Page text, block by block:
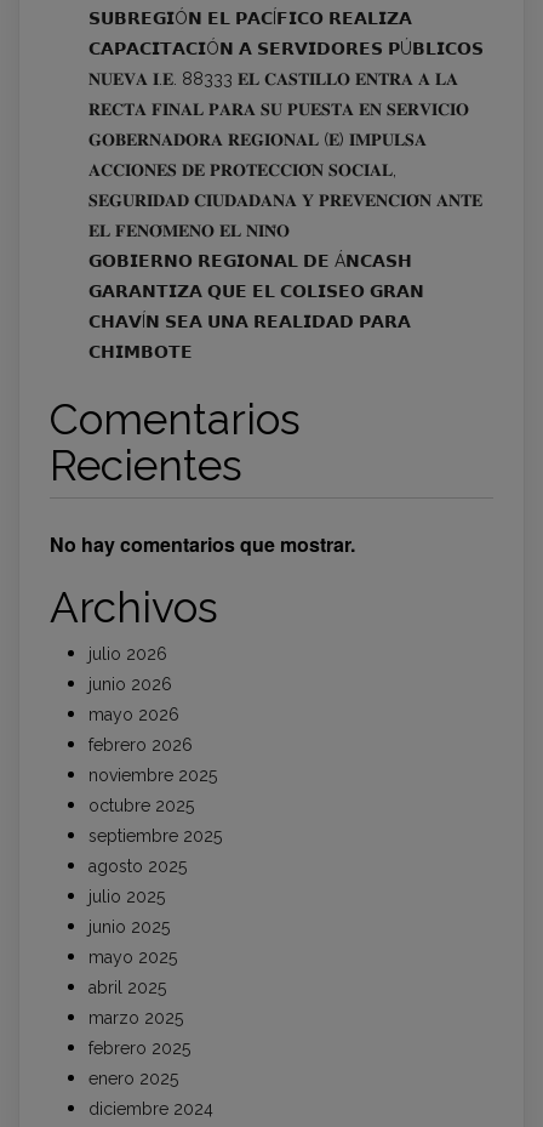
𝗦𝗨𝗕𝗥𝗘𝗚𝗜Ó𝗡 𝗘𝗟 𝗣𝗔𝗖Í𝗙𝗜𝗖𝗢 𝗥𝗘𝗔𝗟𝗜𝗭𝗔
𝗖𝗔𝗣𝗔𝗖𝗜𝗧𝗔𝗖𝗜Ó𝗡 𝗔 𝗦𝗘𝗥𝗩𝗜𝗗𝗢𝗥𝗘𝗦 𝗣Ú𝗕𝗟𝗜𝗖𝗢𝗦
𝐍𝐔𝐄𝐕𝐀 𝐈.𝐄. 88333 𝐄𝐋 𝐂𝐀𝐒𝐓𝐈𝐋𝐋𝐎 𝐄𝐍𝐓𝐑𝐀 𝐀 𝐋𝐀
𝐑𝐄𝐂𝐓𝐀 𝐅𝐈𝐍𝐀𝐋 𝐏𝐀𝐑𝐀 𝐒𝐔 𝐏𝐔𝐄𝐒𝐓𝐀 𝐄𝐍 𝐒𝐄𝐑𝐕𝐈𝐂𝐈𝐎
𝐆𝐎𝐁𝐄𝐑𝐍𝐀𝐃𝐎𝐑𝐀 𝐑𝐄𝐆𝐈𝐎𝐍𝐀𝐋 (𝐄) 𝐈𝐌𝐏𝐔𝐋𝐒𝐀
𝐀𝐂𝐂𝐈𝐎𝐍𝐄𝐒 𝐃𝐄 𝐏𝐑𝐎𝐓𝐄𝐂𝐂𝐈𝐎́𝐍 𝐒𝐎𝐂𝐈𝐀𝐋,
𝐒𝐄𝐆𝐔𝐑𝐈𝐃𝐀𝐃 𝐂𝐈𝐔𝐃𝐀𝐃𝐀𝐍𝐀 𝐘 𝐏𝐑𝐄𝐕𝐄𝐍𝐂𝐈𝐎́𝐍 𝐀𝐍𝐓𝐄
𝐄𝐋 𝐅𝐄𝐍𝐎́𝐌𝐄𝐍𝐎 𝐄𝐋 𝐍𝐈𝐍̃𝐎
𝗚𝗢𝗕𝗜𝗘𝗥𝗡𝗢 𝗥𝗘𝗚𝗜𝗢𝗡𝗔𝗟 𝗗𝗘 Á𝗡𝗖𝗔𝗦𝗛
𝗚𝗔𝗥𝗔𝗡𝗧𝗜𝗭𝗔 𝗤𝗨𝗘 𝗘𝗟 𝗖𝗢𝗟𝗜𝗦𝗘𝗢 𝗚𝗥𝗔𝗡
𝗖𝗛𝗔𝗩Í𝗡 𝗦𝗘𝗔 𝗨𝗡𝗔 𝗥𝗘𝗔𝗟𝗜𝗗𝗔𝗗 𝗣𝗔𝗥𝗔
𝗖𝗛𝗜𝗠𝗕𝗢𝗧𝗘
Comentarios
Recientes
No hay comentarios que mostrar.
Archivos
julio 2026
junio 2026
mayo 2026
febrero 2026
noviembre 2025
octubre 2025
septiembre 2025
agosto 2025
julio 2025
junio 2025
mayo 2025
abril 2025
marzo 2025
febrero 2025
enero 2025
diciembre 2024